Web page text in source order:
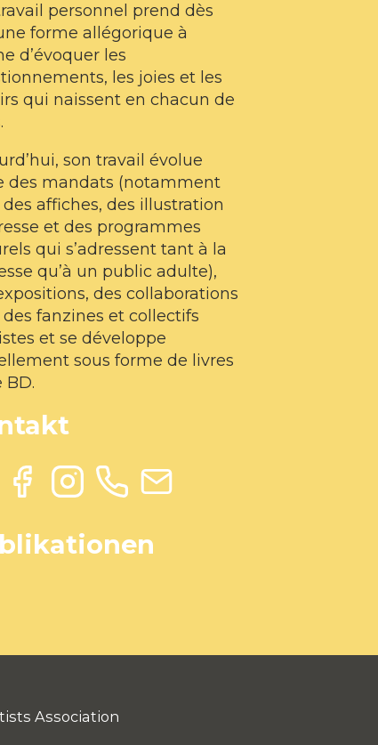
personnel prend dès
forme allégorique à
d’évoquer les
les joies et les
qui naissent en chacun de
son travail évolue
des mandats (notamment
affiches, des illustration
et des programmes
qui s’adressent tant à la
qu’à un public adulte),
des collaborations
des fanzines et collectifs
et se développe
sous forme de livres
BD.
Association